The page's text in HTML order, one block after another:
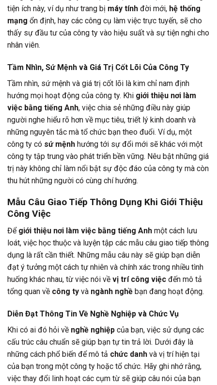
tiện ích này, ví dụ như trang bị máy tính đời mới, hệ thống
mạng ổn định, hay các công cụ làm việc trực tuyến, sẽ cho
thấy sự đầu tư của công ty vào hiệu suất và sự tiện nghi cho
nhân viên.
Tầm Nhìn, Sứ Mệnh và Giá Trị Cốt Lõi Của Công Ty
Tầm nhìn, sứ mệnh và giá trị cốt lõi là kim chỉ nam định
hướng mọi hoạt động của công ty. Khi giới thiệu nơi làm
việc bằng tiếng Anh, việc chia sẻ những điều này giúp
người nghe hiểu rõ hơn về mục tiêu, triết lý kinh doanh và
những nguyên tắc mà tổ chức bạn theo đuổi. Ví dụ, một
công ty có sứ mệnh hướng tới sự đổi mới sẽ khác với một
công ty tập trung vào phát triển bền vững. Nêu bật những giá
trị này không chỉ làm nổi bật sự độc đáo của công ty mà còn
thu hút những người có cùng chí hướng.
Mẫu Câu Giao Tiếp Thông Dụng Khi Giới Thiệu
Công Việc
Để giới thiệu nơi làm việc bằng tiếng Anh một cách lưu
loát, việc học thuộc và luyện tập các mẫu câu giao tiếp thông
dụng là rất cần thiết. Những mẫu câu này sẽ giúp bạn diễn
đạt ý tưởng một cách tự nhiên và chính xác trong nhiều tình
huống khác nhau, từ việc nói về vị trí công việc đến mô tả
tổng quan về công ty và ngành nghề bạn đang hoạt động.
Diễn Đạt Thông Tin Về Nghề Nghiệp và Chức Vụ
Khi có ai đó hỏi về nghề nghiệp của bạn, việc sử dụng các
cấu trúc câu chuẩn sẽ giúp bạn tự tin trả lời. Dưới đây là
những cách phổ biến để mô tả chức danh và vị trí hiện tại
của bạn trong một công ty hoặc tổ chức. Hãy ghi nhớ rằng,
việc thay đổi linh hoạt các cụm từ sẽ giúp câu nói của bạn